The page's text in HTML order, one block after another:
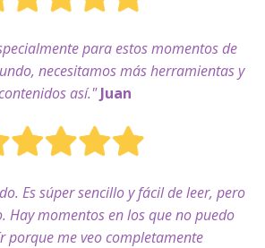
para estos momentos de
necesitamos más herramientas y
así." Juan
Es súper sencillo y fácil de leer, pero
Hay momentos en los que no puedo
porque me veo completamente